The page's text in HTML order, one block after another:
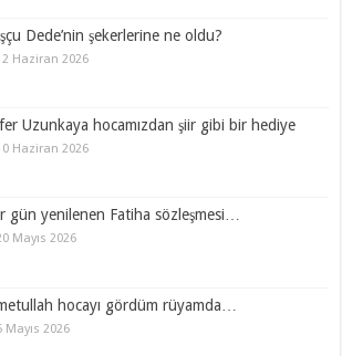
Dede’nin şekerlerine ne oldu?
Haziran 2026
Uzunkaya hocamızdan şiir gibi bir hediye
Haziran 2026
gün yenilenen Fatiha sözleşmesi…
Mayıs 2026
hocayı gördüm rüyamda…
Mayıs 2026